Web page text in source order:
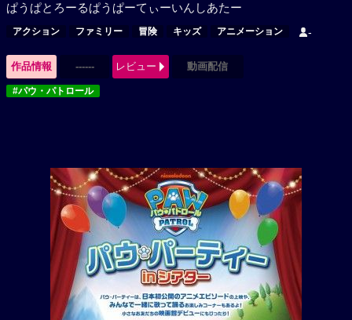
ぱうぱとろーるぱうぱーてぃーいんしあたー
アクション ファミリー 冒険 キッズ アニメーション -
作品情報 ------ レビュー 動画配信
#パウ・パトロール